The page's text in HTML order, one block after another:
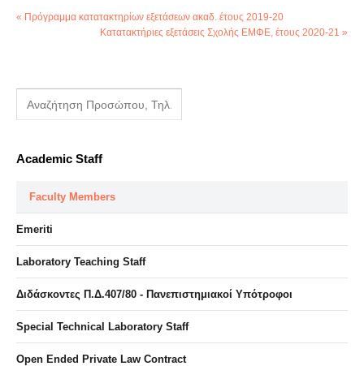
« Πρόγραμμα κατατακτηρίων εξετάσεων ακαδ. έτους 2019-20
Κατατακτήριες εξετάσεις Σχολής ΕΜΦΕ, έτους 2020-21 »
Academic Staff
Faculty Members
Emeriti
Laboratory Teaching Staff
Διδάσκοντες Π.Δ.407/80 - Πανεπιστημιακοί Υπότροφοι
Special Technical Laboratory Staff
Open Ended Private Law Contract